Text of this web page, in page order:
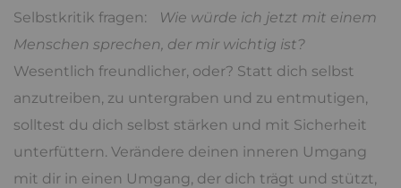
Selbstkritik fragen:
Wie würde ich jetzt mit einem
Menschen sprechen, der mir wichtig ist?
Wesentlich freundlicher, oder? Statt dich selbst
anzutreiben, zu untergraben und zu entmutigen,
solltest du dich selbst stärken und mit Sicherheit
unterfüttern. Verändere deinen inneren Umgang
mit dir in einen Umgang, der dich trägt und stützt,